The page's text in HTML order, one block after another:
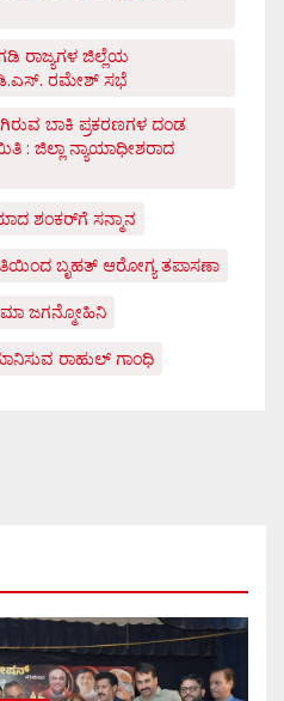
ರಾಜ್ಯಗಳ ಜಿಲ್ಲೆಯ
ಡಿ.ಎಸ್. ರಮೇಶ್ ಸಭೆ
ಬಾಕಿ ಪ್ರಕರಣಗಳ ದಂಡ
: ಜಿಲ್ಲಾ ನ್ಯಾಯಾಧೀಶರಾದ
ಶಂಕರ್‌ಗೆ ಸನ್ಮಾನ
ಬೃಹತ್ ಆರೋಗ್ಯ ತಪಾಸಣಾ
ಜಗನ್ಮೋಹಿನಿ
ರಾಹುಲ್ ಗಾಂಧಿ